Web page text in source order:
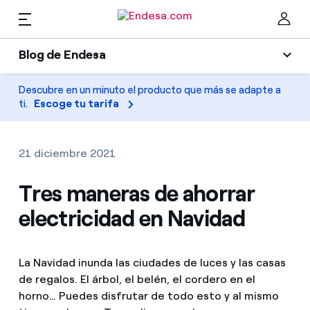
Blog de Endesa
Blog de Endesa
Luz
Climatización
Gas
Movilidad
Electrodomésticos
Empresas
Hogares
Encuentra la tarifa que más te conviene
Compara nuestras tarifas de empresa y ahorra
Por cada kWh que ahorres, te descontamos otro
Movilidad
PARA TI
Solar
ES
Descubre en un minuto el producto que más se adapte a
ti. Escoge tu tarifa
21 diciembre 2021
Tres maneras de ahorrar
electricidad en Navidad
La Navidad inunda las ciudades de luces y las casas
de regalos. El árbol, el belén, el cordero en el
horno… Puedes disfrutar de todo esto y al mismo